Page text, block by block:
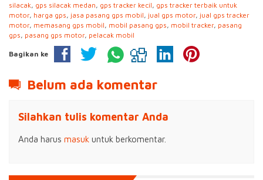
silacak, gps silacak medan, gps tracker kecil, gps tracker terbaik untuk
motor, harga gps, jasa pasang gps mobil, jual gps motor, jual gps tracker
motor, memasang gps mobil, mobil pasang gps, mobil tracker, pasang
gps, pasang gps motor, pelacak mobil
Bagikan ke
Belum ada komentar
Silahkan tulis komentar Anda
Anda harus masuk untuk berkomentar.